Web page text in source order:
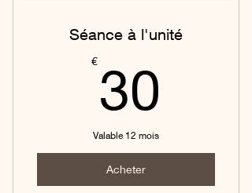
Séance à l'unité
€ 30
Valable 12 mois
Acheter